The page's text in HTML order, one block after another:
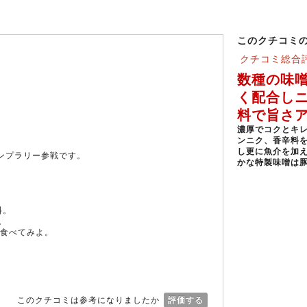
ラリー参戦です。
べてみよ。
このクチコミは参考になりましたか 評価する
このクチコミ
クチコミ総合
数種の味
く配合し
料で旨さ
濃厚でコクとキ
ンニク、香辛料
し更に魚介を加
かな特製味噌は